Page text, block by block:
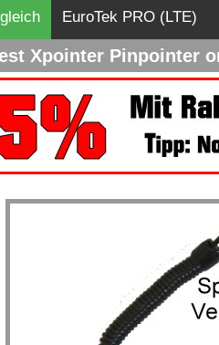
EuroTek PRO (LTE)
Xpointer Pinpointer